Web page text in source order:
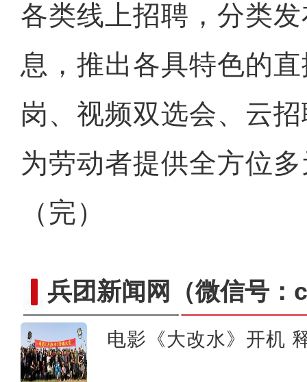
各类线上招聘，分类
息，推出各具特色的
岗、视频双选会、云
为劳动者提供全方位
（完）
兵团新闻网 （微信号
电影《大改水》开机